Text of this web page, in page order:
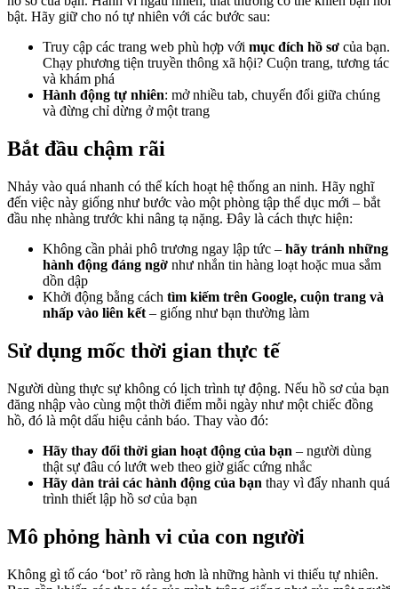
bật. Hãy giữ cho nó tự nhiên với các bước sau:
Truy cập các trang web phù hợp với mục đích hồ sơ của bạn.
Chạy phương tiện truyền thông xã hội? Cuộn trang, tương tác
và khám phá
Hành động tự nhiên: mở nhiều tab, chuyển đổi giữa chúng
và đừng chỉ dừng ở một trang
Bắt đầu chậm rãi
Nhảy vào quá nhanh có thể kích hoạt hệ thống an ninh. Hãy nghĩ
đến việc này giống như bước vào một phòng tập thể dục mới – bắt
đầu nhẹ nhàng trước khi nâng tạ nặng. Đây là cách thực hiện:
Không cần phải phô trương ngay lập tức – hãy tránh những
hành động đáng ngờ như nhắn tin hàng loạt hoặc mua sắm
dồn dập
Khởi động bằng cách tìm kiếm trên Google, cuộn trang và
nhấp vào liên kết – giống như bạn thường làm
Sử dụng mốc thời gian thực tế
Người dùng thực sự không có lịch trình tự động. Nếu hồ sơ của bạn
đăng nhập vào cùng một thời điểm mỗi ngày như một chiếc đồng
hồ, đó là một dấu hiệu cảnh báo. Thay vào đó:
Hãy thay đổi thời gian hoạt động của bạn – người dùng
thật sự đâu có lướt web theo giờ giấc cứng nhắc
Hãy dàn trải các hành động của bạn thay vì đẩy nhanh quá
trình thiết lập hồ sơ của bạn
Mô phỏng hành vi của con người
Không gì tố cáo ‘bot’ rõ ràng hơn là những hành vi thiếu tự nhiên.